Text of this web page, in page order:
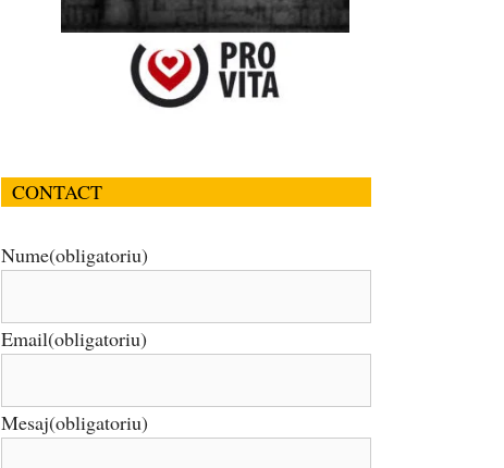
CONTACT
Nume(obligatoriu)
Email(obligatoriu)
Mesaj(obligatoriu)